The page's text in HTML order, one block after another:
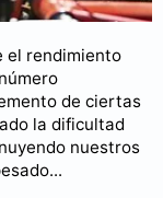
el rendimiento
de ciertas
la dificultad
nuestros